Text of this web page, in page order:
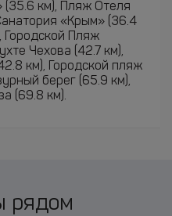
(35.6 км), Пляж Отеля
«Крым» (36.4
Пляж
Чехова (42.7 км),
км), Городской пляж
берег (65.9 км),
(69.8 км).
рядом